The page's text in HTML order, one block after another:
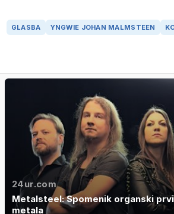
GLASBA YNGWIE JOHAN MALMSTEEN
24ur.com
Metalsteel: Spomenik organski
metala